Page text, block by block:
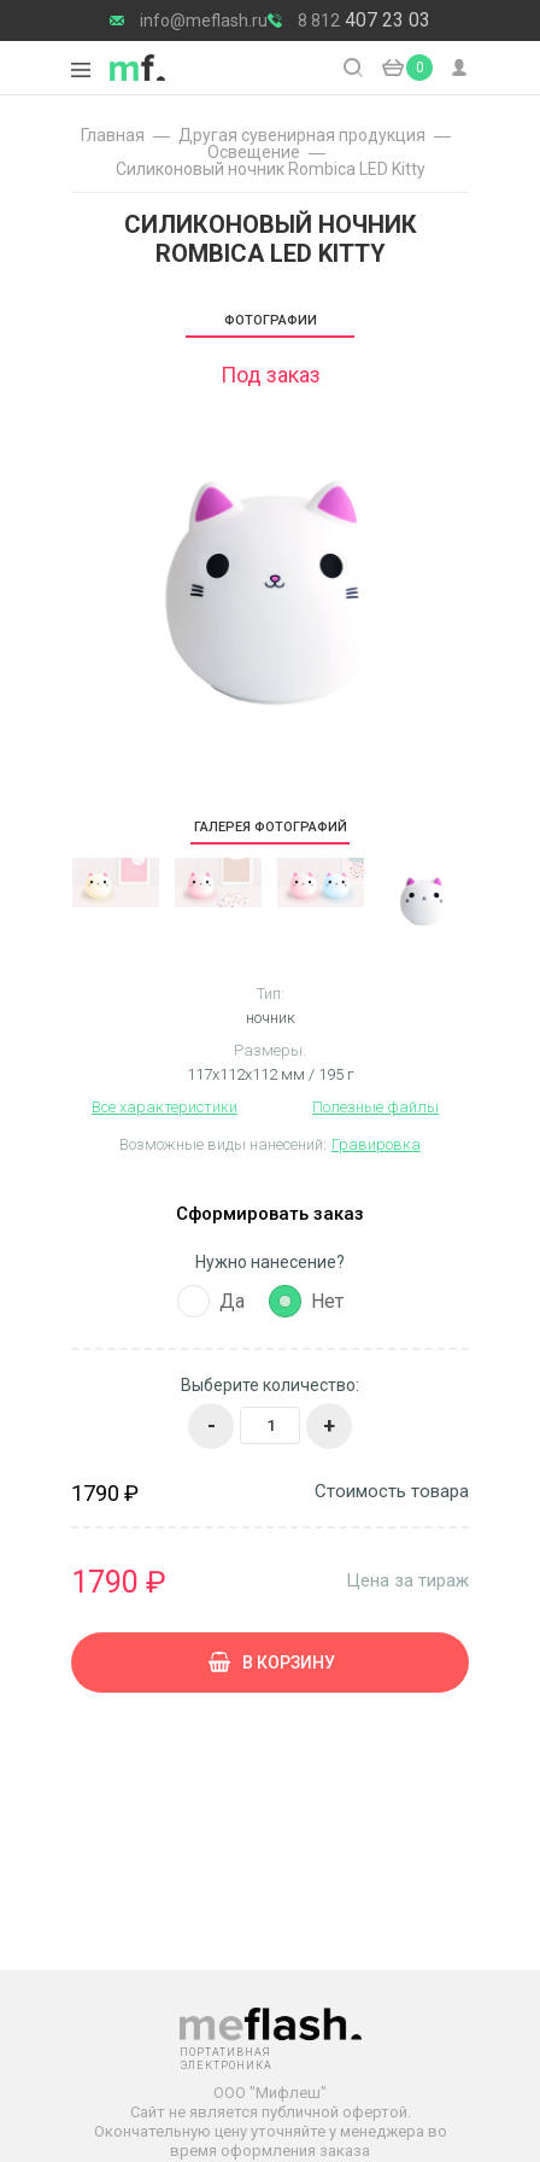
info@meflash.ru 8 812 407 23 03
0
Главная
Другая сувенирная продукция
Освещение
Силиконовый ночник Rombica LED Kitty
СИЛИКОНОВЫЙ НОЧНИК
ROMBICA LED KITTY
ФОТОГРАФИИ
Под заказ
ГАЛЕРЕЯ ФОТОГРАФИЙ
Тип:
ночник
Размеры:
117х112х112 мм / 195 г
Все характеристики
Полезные файлы
Возможные виды нанесений: Гравировка
Сформировать заказ
Нужно нанесение?
Да Нет
Выберите количество:
- +
1790 ₽ Стоимость товара
1790 ₽ Цена за тираж
В КОРЗИНУ
ООО "Мифлеш"
Сайт не является публичной офертой.
Окончательную цену уточняйте у менеджера во
время оформления заказа
ПОРТАТИВНАЯ
ЭЛЕКТРОНИКА